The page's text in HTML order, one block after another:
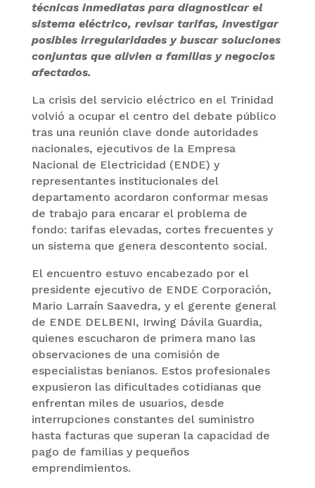
técnicas inmediatas para diagnosticar el
sistema eléctrico, revisar tarifas, investigar
posibles irregularidades y buscar soluciones
conjuntas que alivien a familias y negocios
afectados.
La crisis del servicio eléctrico en el Trinidad
volvió a ocupar el centro del debate público
tras una reunión clave donde autoridades
nacionales, ejecutivos de la Empresa
Nacional de Electricidad (ENDE) y
representantes institucionales del
departamento acordaron conformar mesas
de trabajo para encarar el problema de
fondo: tarifas elevadas, cortes frecuentes y
un sistema que genera descontento social.
El encuentro estuvo encabezado por el
presidente ejecutivo de ENDE Corporación,
Mario Larraín Saavedra, y el gerente general
de ENDE DELBENI, Irwing Dávila Guardia,
quienes escucharon de primera mano las
observaciones de una comisión de
especialistas benianos. Estos profesionales
expusieron las dificultades cotidianas que
enfrentan miles de usuarios, desde
interrupciones constantes del suministro
hasta facturas que superan la capacidad de
pago de familias y pequeños
emprendimientos.